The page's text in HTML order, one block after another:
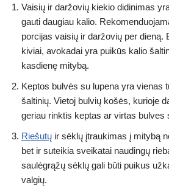
Vaisių ir daržovių kiekio didinimas
gauti daugiau kalio.
porcijas vaisių ir daržovių per dieną.
kiviai, avokadai yra puikūs kalio
kasdienę mitybą.
Keptos bulvės su lupena yra vienas
šaltinių. Vietoj bulvių košės, kurioje
geriau rinktis keptas ar virtas bulves
Riešutų ir sėklų įtraukimas į mitybą
bet ir suteikia sveikatai naudingų
saulėgrąžų sėklų gali būti puikus
valgių.